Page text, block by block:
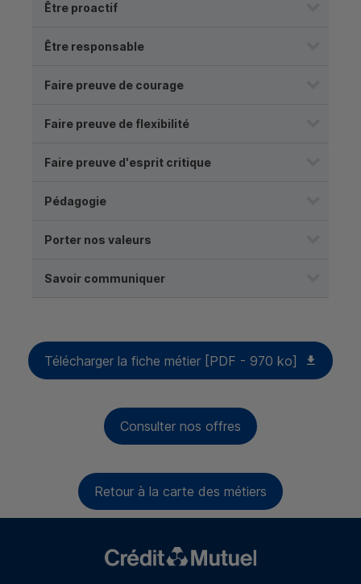
Être proactif
Être responsable
Faire preuve de courage
Faire preuve de flexibilité
Faire preuve d'esprit critique
Pédagogie
Porter nos valeurs
Savoir communiquer
Télécharger la fiche métier [PDF - 970 ko]
Consulter nos offres
Retour à la carte des métiers